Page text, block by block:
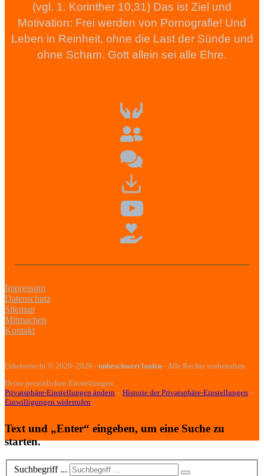
(vgl. 1. Korinther 10,31) Das ist Ziel und
Motivation: Frei werden von Pornografie! Und
Leben in Reinheit, ohne die Last der Sünde und
ohne Scham. Gott allein sei alle Ehre.
Impressum
Datenschutz
Sitemap
Mitmachen
Kontakt
Urheberrecht © 2020–2026 - unbeschwert laufen - Alle Rechte vorbehalten
Deine persönlichen Einstellungen:
Privatsphäre-Einstellungen ändern – Historie der Privatsphäre-Einstellungen –
Einwilligungen widerrufen
Text und „Enter“ eingeben, um eine Suche zu
starten.
Suchbegriff ...